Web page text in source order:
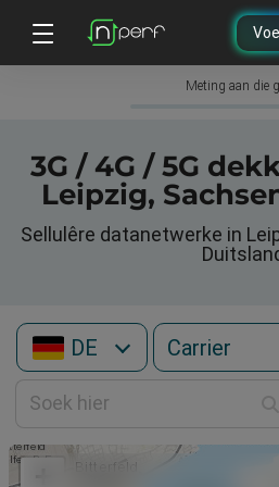
Meting aan die
3G / 4G / 5G
Leipzig,
Sellulêre datanetwerke in
DE